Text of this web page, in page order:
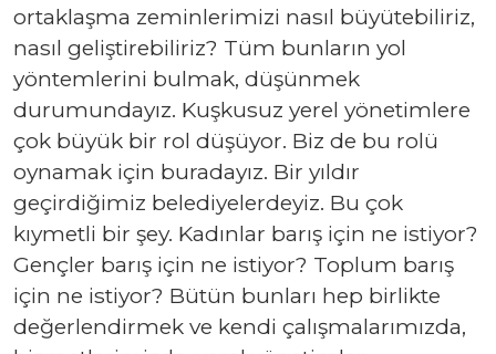
ortaklaşma zeminlerimizi nasıl büyütebiliriz,
nasıl geliştirebiliriz? Tüm bunların yol
yöntemlerini bulmak, düşünmek
durumundayız. Kuşkusuz yerel yönetimlere
çok büyük bir rol düşüyor. Biz de bu rolü
oynamak için buradayız. Bir yıldır
geçirdiğimiz belediyelerdeyiz. Bu çok
kıymetli bir şey. Kadınlar barış için ne istiyor?
Gençler barış için ne istiyor? Toplum barış
için ne istiyor? Bütün bunları hep birlikte
değerlendirmek ve kendi çalışmalarımızda,